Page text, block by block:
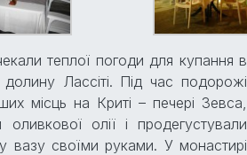
теплої погоди для купання в
Лассіті. Під час подорожі
місць на Криті – печері Зевса,
олії і продегустували
вазу своїми руками. У монастирі